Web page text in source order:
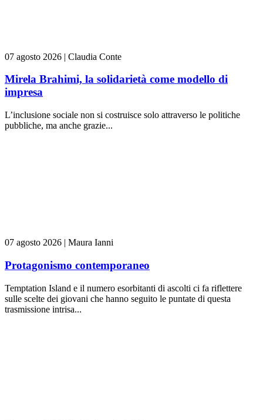
07 agosto 2026 | Claudia Conte
Mirela Brahimi, la solidarietà come modello di
impresa
L’inclusione sociale non si costruisce solo attraverso le politiche
pubbliche, ma anche grazie...
07 agosto 2026 | Maura Ianni
Protagonismo contemporaneo
Temptation Island e il numero esorbitanti di ascolti ci fa riflettere
sulle scelte dei giovani che hanno seguito le puntate di questa
trasmissione intrisa...